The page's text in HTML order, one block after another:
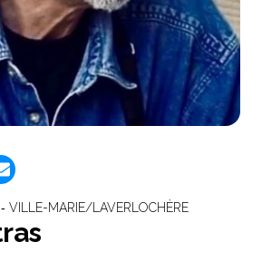
VILLE-MARIE/LAVERLOCHÈRE